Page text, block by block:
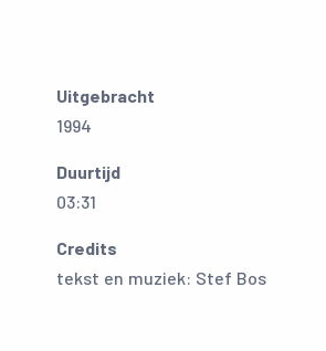
Uitgebracht
1994
Duurtijd
03:31
Credits
tekst en muziek: Stef Bos